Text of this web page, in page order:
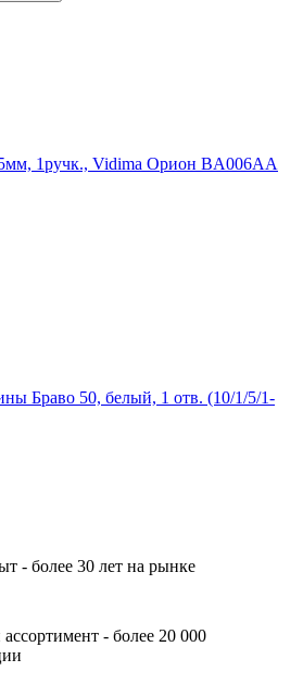
1ручк., Vidima Орион BA006AA
Браво 50, белый, 1 отв. (10/1/5/1-
- более 30 лет на рынке
- более 20 000